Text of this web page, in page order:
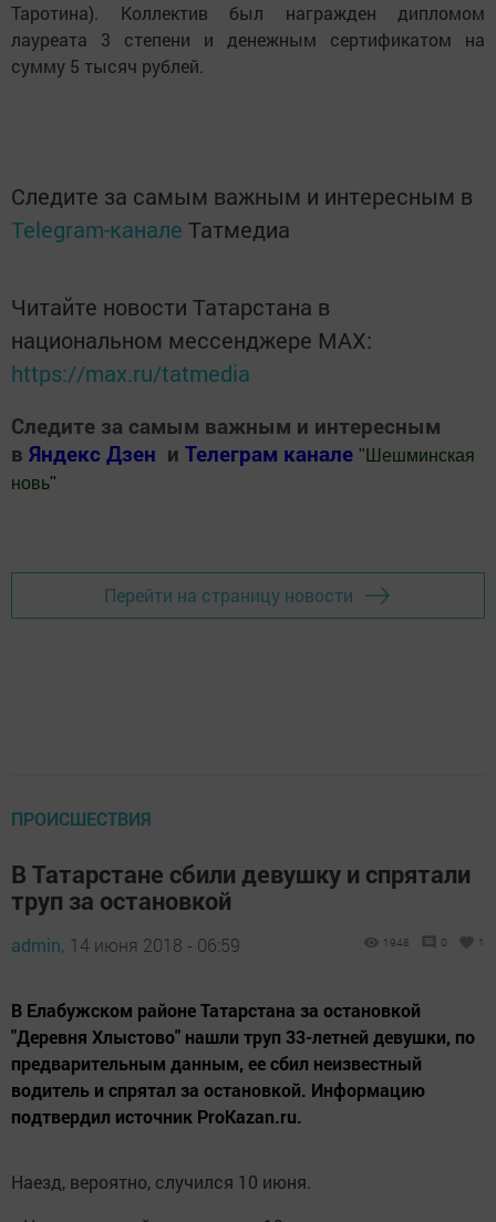
Таротина). Коллектив был награжден дипломом
лауреата 3 степени и денежным сертификатом на
сумму 5 тысяч рублей.
Следите за самым важным и интересным в
Telegram-канале Татмедиа
Читайте новости Татарстана в
национальном мессенджере MАХ:
https://max.ru/tatmedia
Следите за самым важным и интересным
в Яндекс Дзен и Телеграм канале " Шешминская
новь"
Перейти на страницу новости
ПРОИСШЕСТВИЯ
В Татарстане сбили девушку и спрятали
труп за остановкой
admin, 14 июня 2018 - 06:59 1948 0 1
В Елабужском районе Татарстана за остановкой
"Деревня Хлыстово" нашли труп 33-летней девушки, по
предварительным данным, ее сбил неизвестный
водитель и спрятал за остановкой. Информацию
подтвердил источник ProKazan.ru.
Наезд, вероятно, случился 10 июня.